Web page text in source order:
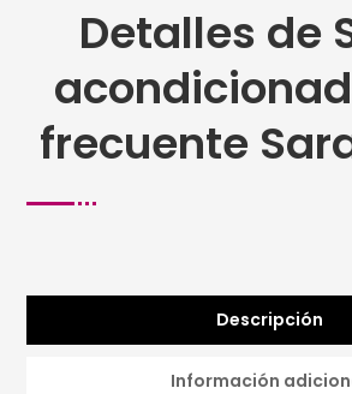
Detalles de
frecuente
Descripción
Información